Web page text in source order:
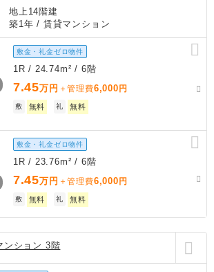
地上14階建
築1年 / 賃貸マンション
敷金・礼金ゼロ物件
1R / 24.74m² / 6階
7.45万円 ＋管理費6,000 円
敷 無料 礼 無料
敷金・礼金ゼロ物件
1R / 23.76m² / 6階
7.45万円 ＋管理費6,000 円
敷 無料 礼 無料
ンション 3階